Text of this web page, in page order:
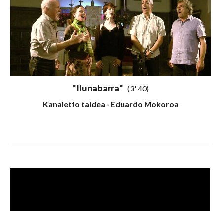
"Ilunabarra" (3' 40)
Kanaletto taldea - Eduardo Mokoroa